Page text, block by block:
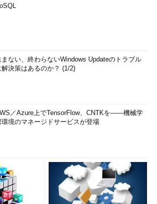
まない、終わらないWindows Updateのトラブル
解決策はあるのか？ (1/2)
／Azure上でTensorFlow、CNTKを――機械学
環境のマネージドサービスが登場